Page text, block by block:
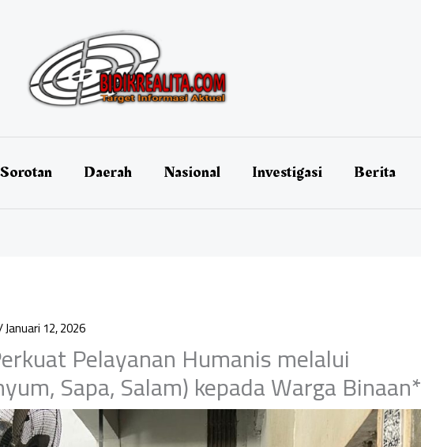
Sorotan Daerah Nasional Investigasi Berita
Januari 12, 2026
Pelayanan Humanis melalui
Sapa, Salam) kepada Warga Binaan*